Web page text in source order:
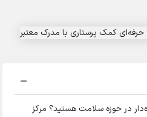
در حوزه سلامت هستید؟ مرکز